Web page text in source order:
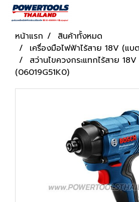
หน้าแรก
สินค้าทั้งหมด
เครื่องมือไฟฟ้าไร้สาย 18V (แบ
สว่านไขควงกระแทกไร้สาย
(06019G51K0)